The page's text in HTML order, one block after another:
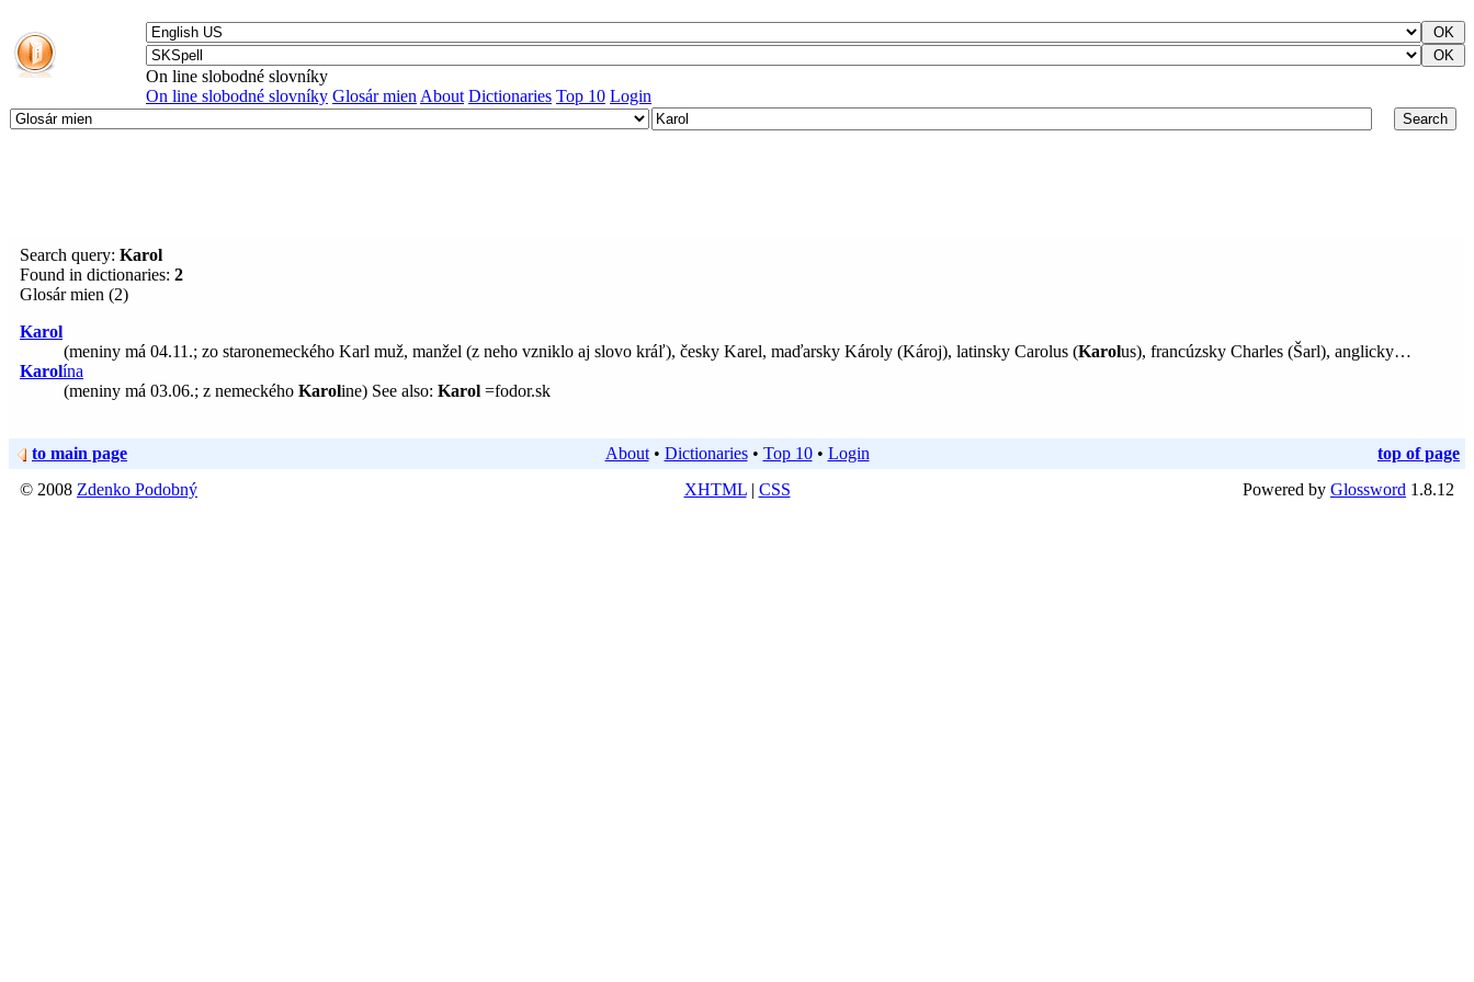
On line slobodné slovníky
On line slobodné slovníky Glosár mien About Dictionaries Top 10 Login
Search query: Karol
Found in dictionaries: 2
Glosár mien (2)
Karol
(meniny má 04.11.; zo staronemeckého Karl muž, manžel (z neho vzniklo aj slovo kráľ), česky Karel, maďarsky Károly (Károj), latinsky Carolus (Karolus), francúzsky Charles (Šarl), anglicky…
Karolína
(meniny má 03.06.; z nemeckého Karoline) See also: Karol =fodor.sk
to main page About• Dictionaries• Top 10• Login
top of page
© 2008 Zdenko Podobný XHTML| CSS Powered by Glossword 1.8.12